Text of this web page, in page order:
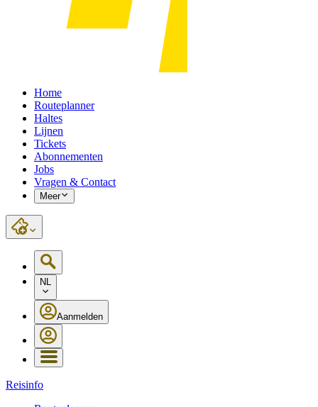
Home
Routeplanner
Haltes
Lijnen
Tickets
Abonnementen
Jobs
Vragen & Contact
Meer
NL
Aanmelden
Reisinfo